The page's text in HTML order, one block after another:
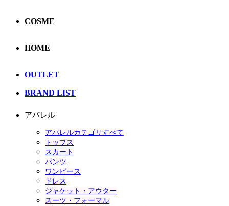
COSME
HOME
OUTLET
BRAND LIST
アパレル
アパレルカテゴリすべて
トップス
スカート
パンツ
ワンピース
ドレス
ジャケット・アウター
スーツ・フォーマル